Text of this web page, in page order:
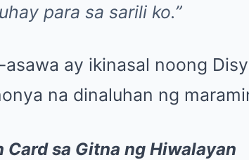
para sa sarili ko.”
ay ikinasal noong
na dinaluhan ng
Card sa Gitna ng Hiwalayan